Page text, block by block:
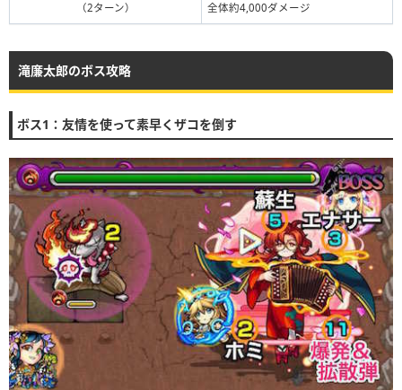
（2ターン）
全体約4,000ダメージ
滝廉太郎のボス攻略
ボス1：友情を使って素早くザコを倒す